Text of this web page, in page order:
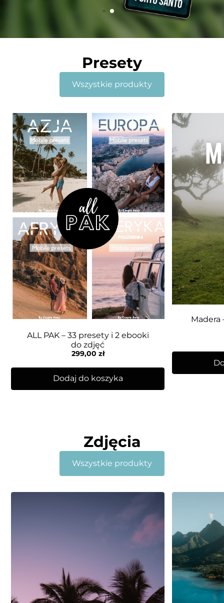
Presety
Wszystkie produkty
ALL PAK – 33 presety i 2 ebooki
do zdjęć
299,00 zł
Dodaj do koszyka
Madera
Zdjęcia
Wszystkie produkty